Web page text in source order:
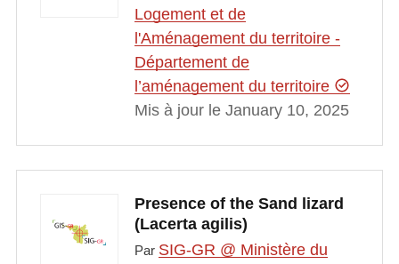
Logement et de
l'Aménagement du territoire -
Département de
l’aménagement du territoire
Mis à jour le January 10, 2025
Presence of the Sand lizard
(Lacerta agilis)
Par SIG-GR @ Ministère du